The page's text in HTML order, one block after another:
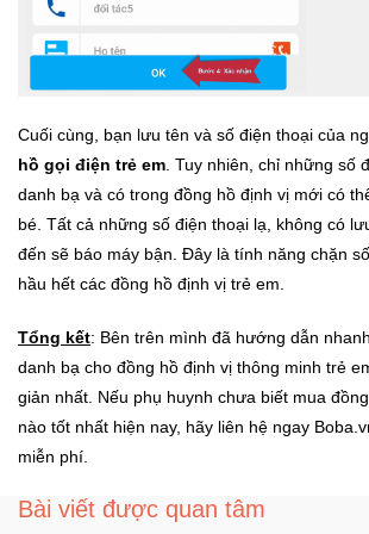
Xe
Máy
Đồ
chơi
công
Dịch
vụ
Giải
Voucher
Cuối cùng, bạn lưu tên và số điện thoại của
hồ gọi điện trẻ em . Tuy nhiên, chỉ những số
danh bạ và có trong đồng hồ định vị mới có
bé. Tất cả những số điện thoại lạ, không có
đến sẽ báo máy bận. Đây là tính năng chặn
hầu hết các đồng hồ định vị trẻ em.
Tổng kết: Bên trên mình đã hướng dẫn
danh bạ cho đồng hồ định vị thông minh trẻ
giản nhất. Nếu phụ huynh chưa biết mua
nào tốt nhất hiện nay, hãy liên hệ ngay
miễn phí.
Bài viết được quan tâm